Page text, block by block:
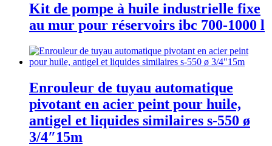
Kit de pompe à huile industrielle fixe
au mur pour réservoirs ibc 700-1000 l
Enrouleur de tuyau automatique
pivotant en acier peint pour huile,
antigel et liquides similaires s-550 ø
3/4″15m